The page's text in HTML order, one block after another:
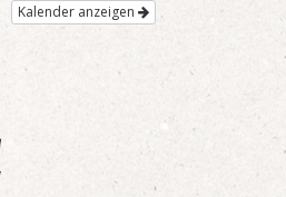
Kalender anzeigen